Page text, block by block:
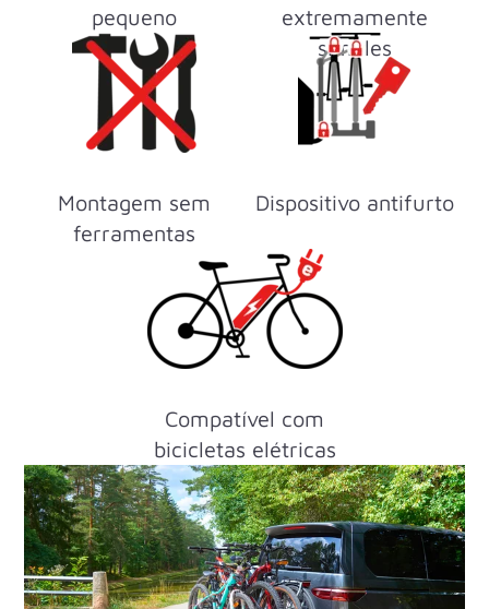
pequeno
extremamente
simples
Montagem sem
ferramentas
Dispositivo antifurto
Compatível com
bicicletas elétricas